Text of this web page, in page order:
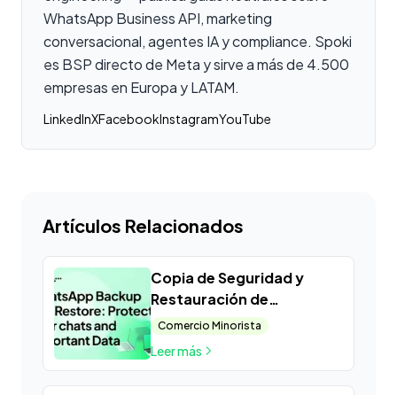
WhatsApp Business API, marketing
conversacional, agentes IA y compliance. Spoki
es BSP directo de Meta y sirve a más de 4.500
empresas en Europa y LATAM.
LinkedInXFacebookInstagramYouTube
Artículos Relacionados
Copia de Seguridad y
Restauración de
WhatsApp: Protege tus
Chats y Datos
Importantes
Comercio Minorista
Leer más